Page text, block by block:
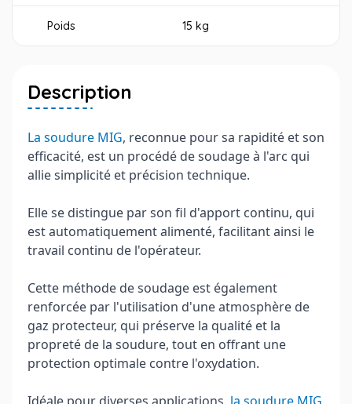
Poids 15 kg
Description
La soudure MIG, reconnue pour sa rapidité et son
efficacité, est un procédé de soudage à l'arc qui
allie simplicité et précision technique.
Elle se distingue par son fil d'apport continu, qui
est automatiquement alimenté, facilitant ainsi le
travail continu de l'opérateur.
Cette méthode de soudage est également
renforcée par l'utilisation d'une atmosphère de
gaz protecteur, qui préserve la qualité et la
propreté de la soudure, tout en offrant une
protection optimale contre l'oxydation.